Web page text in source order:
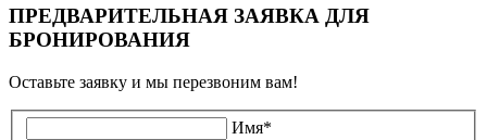
ПРЕДВАРИТЕЛЬНАЯ ЗАЯВКА ДЛЯ
БРОНИРОВАНИЯ
Оставьте заявку и мы перезвоним вам!
Имя*